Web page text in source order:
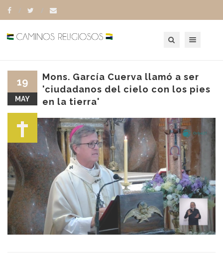
Mons. García Cuerva llamó a ser
'ciudadanos del cielo con los pies
en la tierra'
19
MAY